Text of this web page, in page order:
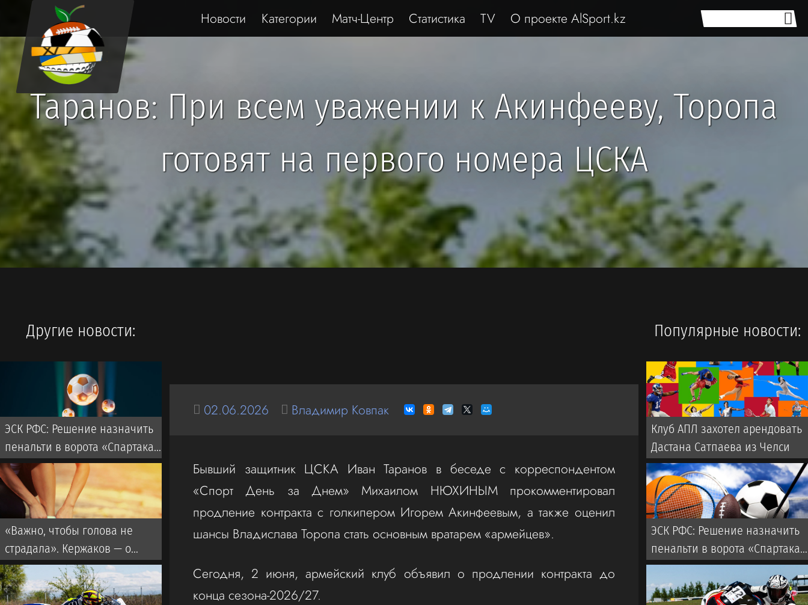
Новости Категории Матч-Центр Статистика TV О проекте AlSport.kz
Таранов: При всем уважении к Акинфееву, Торопа
готовят на первого номера ЦСКА
02.06.2026 Владимир Ковпак
Бывший защитник ЦСКА Иван Таранов в беседе с корреспондентом
«Спорт День за Днем» Михаилом НЮХИНЫМ прокомментировал
продление контракта с голкипером Игорем Акинфеевым, а также оценил
шансы Владислава Торопа стать основным вратарем «армейцев».
Сегодня, 2 июня, армейский клуб объявил о продлении контракта до
конца сезона-2026/27.
Другие новости:
ЭСК РФС: Решение назначить
пенальти в ворота «Спартака»
в матче с «Ахматом» — верное
«Важно, чтобы голова не
страдала». Кержаков — о
хавбеке «Зенита» Кондакове
Популярные новости:
Клуб АПЛ захотел арендовать
Дастана Сатпаева из Челси
ЭСК РФС: Решение назначить
пенальти в ворота «Спартака»
в матче с «Ахматом» — верное